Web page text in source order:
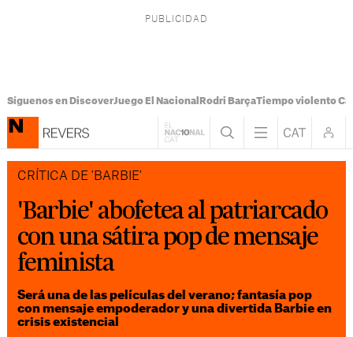
Síguenos en DiscoverJuego El Nacional Rodri BarçaTiempo violento
CRÍTICA DE 'BARBIE'
'Barbie' abofetea al patriarcado
con una sátira pop de mensaje
feminista
Será una de las películas del verano; fantasía pop
con mensaje empoderador y una divertida Barbie en
crisis existencial